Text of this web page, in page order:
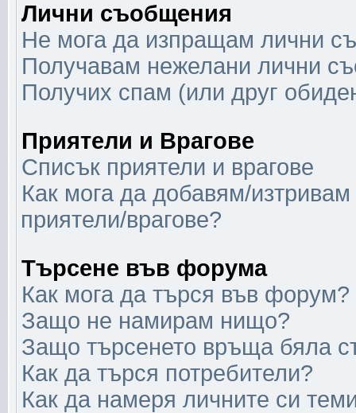
Лични съобщения
Не мога да изпращам лични
Получавам нежелани лични
Получих спам (или друг
Приятели и Врагове
Списък приятели и врагове
Как мога да добавям/
приятели/врагове?
Търсене във форума
Как мога да търся във форум?
Защо не намирам нищо?
Защо търсенето връща бяла
Как да търся потребители?
Как да намеря личните си